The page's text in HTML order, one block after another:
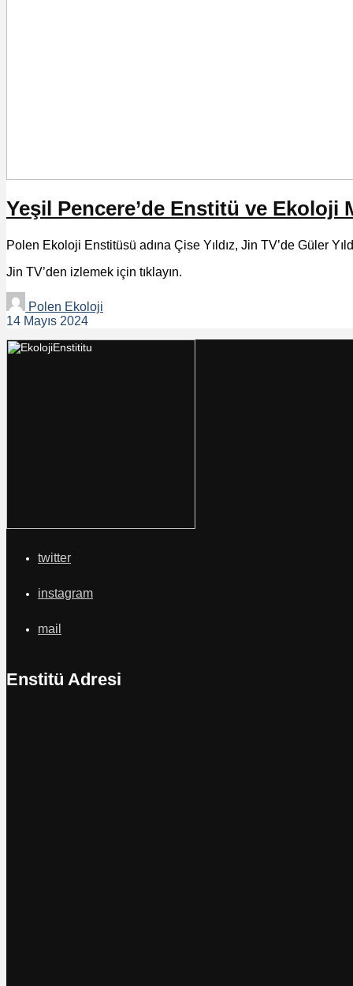
Yeşil Pencere’de Enstitü ve Ekoloji
Polen Ekoloji Enstitüsü adına Çise Yıldız, Jin TV’de Güler
Jin TV’den izlemek için tıklayın.
Polen Ekoloji
14 Mayıs 2024
twitter
instagram
mail
Enstitü Adresi